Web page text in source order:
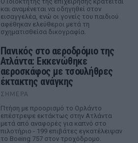
και αναμένεται να οδηγηθεί στον
εισαγγελέα, ενώ οι γονείς του παιδιού
αφέθηκαν ελεύθεροι μετά τη
σχηματισθείσα δικογραφία.
Πανικός στο αεροδρόμιο της
Ατλάντα: Εκκενώθηκε
αεροσκάφος με τσουλήθρες
έκτακτης ανάγκης
ΣΉΜΕΡΑ
Πτήση με προορισμό το Ορλάντο
επέστρεψε εκτάκτως στην Ατλάντα
μετά από αναφορές για καπνό στο
πιλοτήριο - 199 επιβάτες εγκατέλειψαν
το Boeing 757 στον τροχόδρομο.